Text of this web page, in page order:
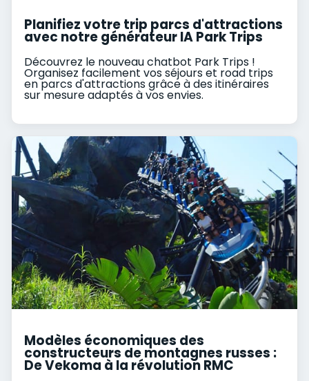
Planifiez votre trip parcs d'attractions
avec notre générateur IA Park Trips
Découvrez le nouveau chatbot Park Trips !
Organisez facilement vos séjours et road trips
en parcs d'attractions grâce à des itinéraires
sur mesure adaptés à vos envies.
Modèles économiques des
constructeurs de montagnes russes :
De Vekoma à la révolution RMC